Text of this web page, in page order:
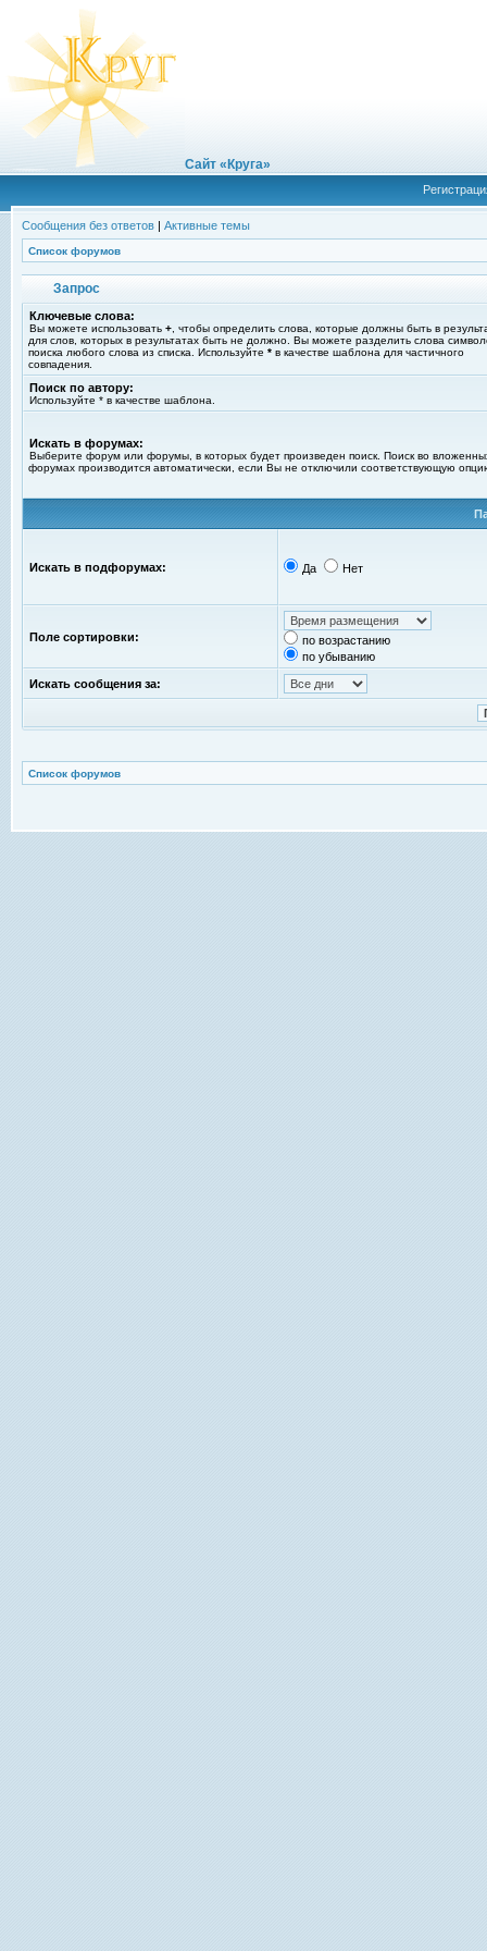
Сайт «Круга»
Сообщения без ответов | Активные темы
Список форумов
Запрос
Ключевые слова:
Вы можете использовать + , чтобы определить слова, которые должны быть в
для слов, которых в результатах быть не должно. Вы можете разделить слова
поиска любого слова из списка. Используйте * в качестве шаблона для частичного
совпадения.
Поиск по автору:
Используйте * в качестве шаблона.
Искать в форумах:
Выберите форум или форумы, в которых будет произведен поиск. Поиск во
форумах производится автоматически, если Вы не отключили соответствующую
Искать в подфорумах: Да Нет
Поле сортировки:
по возрастанию
по убыванию
Искать сообщения за:
Список форумов